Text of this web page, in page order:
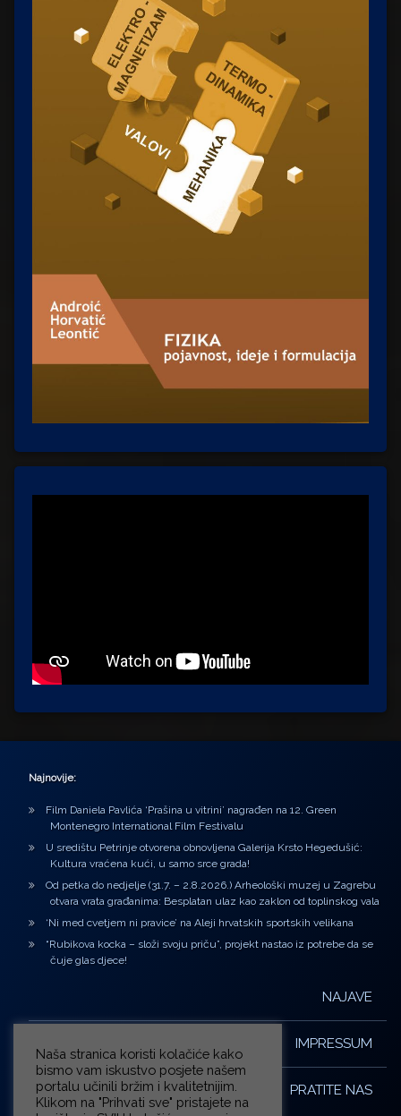
Najnovije:
Film Daniela Pavlića ‘Prašina u vitrini’ nagrađen na 12. Green
Montenegro International Film Festivalu
U središtu Petrinje otvorena obnovljena Galerija Krsto Hegedušić:
Kultura vraćena kući, u samo srce grada!
Od petka do nedjelje (31.7. – 2.8.2026.) Arheološki muzej u Zagrebu
otvara vrata građanima: Besplatan ulaz kao zaklon od toplinskog vala
‘Ni med cvetjem ni pravice’ na Aleji hrvatskih sportskih velikana
“Rubikova kocka – složi svoju priču”, projekt nastao iz potrebe da se
čuje glas djece!
NAJAVE
IMPRESSUM
PRATITE NAS
Naša stranica koristi kolačiće kako
bismo vam iskustvo posjete našem
portalu učinili bržim i kvalitetnijim.
Klikom na "Prihvati sve" pristajete na